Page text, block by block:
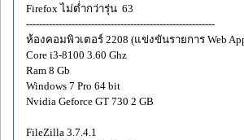
Firefox ไม่ต่ำกว่ารุ่น 63
----------------------------------------------------------
ห้องคอมพิวเตอร์ 2208 (แข่งขันรายการ Web
Core i3-8100 3.60 Ghz
Ram 8 Gb
Windows 7 Pro 64 bit
Nvidia Geforce GT 730 2 GB
FileZilla 3.7.4.1